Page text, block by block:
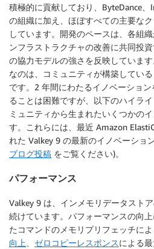
積極的に貢献しており、ByteDance
の組織に加え、ほぼすべての主要な
しています。開発のペースは、各組
ンフラストラクチャの改善に共同投
の協力モデルの強さを反映していま
なのは、コミュニティが構築してい
です。2 年間にわたるイノベーショ
ることは困難ですが、以下のハイラ
ミュニティから生まれたいくつかの
す。これらには、最近 Amazon
れた Valkey 9 の最新のイノベーショ
ブログ投稿 をご覧ください)。
パフォーマンス
Valkey 9 は、インメモリデータスト
続けています。パフォーマンスの向
たコマンドのメモリプリフェッチによ
向上
ゼロコピーレスポンスによる